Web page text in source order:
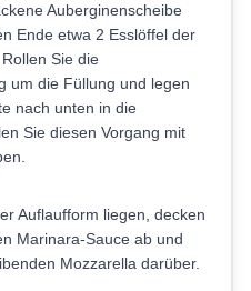
Auberginenscheibe
Ende etwa 2 Esslöffel der
Sie die
um die Füllung und legen
nach unten in die
Sie diesen Vorgang mit
Auflaufform liegen, decken
Marinara-Sauce ab und
Mozzarella darüber.